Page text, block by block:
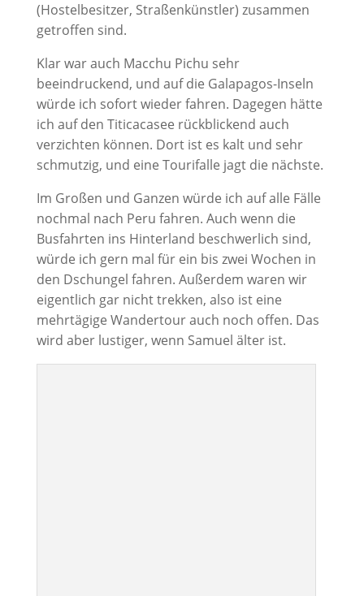
(Hostelbesitzer, Straßenkünstler) zusammen
getroffen sind.
Klar war auch Macchu Pichu sehr
beeindruckend, und auf die Galapagos-Inseln
würde ich sofort wieder fahren. Dagegen hätte
ich auf den Titicacasee rückblickend auch
verzichten können. Dort ist es kalt und sehr
schmutzig, und eine Tourifalle jagt die nächste.
Im Großen und Ganzen würde ich auf alle Fälle
nochmal nach Peru fahren. Auch wenn die
Busfahrten ins Hinterland beschwerlich sind,
würde ich gern mal für ein bis zwei Wochen in
den Dschungel fahren. Außerdem waren wir
eigentlich gar nicht trekken, also ist eine
mehrtägige Wandertour auch noch offen. Das
wird aber lustiger, wenn Samuel älter ist.